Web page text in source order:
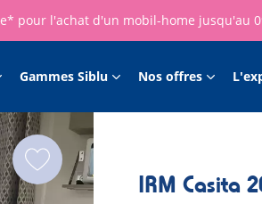
pour l'achat d'un mobil-home jusqu'au
Gammes Siblu Nos offres
IRM Casita